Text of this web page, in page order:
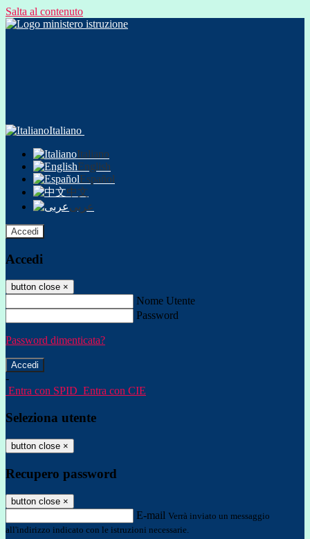
Salta al contenuto
Italiano
Italiano
English
Español
中文
عربى
Accedi
Accedi
button close ×
Nome Utente
Password
Password dimenticata?
-
Entra con SPID Entra con CIE
Seleziona utente
button close ×
Recupero password
button close ×
E-mail Verrà inviato un messaggio
all'indirizzo indicato con le istruzioni necessarie.